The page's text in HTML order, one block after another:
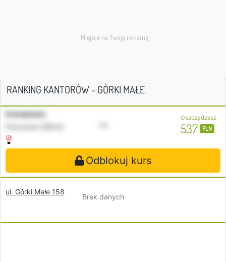
RANKING KANTORÓW - GÓRKI MAŁE
Extrakantor
•••
Oszczędzasz
537 PLN
Odblokuj kurs
ul. Górki Małe 158
Brak danych